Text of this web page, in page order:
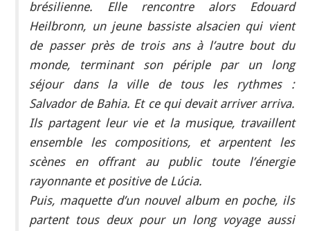
brésilienne. Elle rencontre alors Edouard
Heilbronn, un jeune bassiste alsacien qui vient
de passer près de trois ans à l’autre bout du
monde, terminant son périple par un long
séjour dans la ville de tous les rythmes :
Salvador de Bahia. Et ce qui devait arriver arriva.
Ils partagent leur vie et la musique, travaillent
ensemble les compositions, et arpentent les
scènes en offrant au public toute l’énergie
rayonnante et positive de Lúcia.
Puis, maquette d’un nouvel album en poche, ils
partent tous deux pour un long voyage aussi